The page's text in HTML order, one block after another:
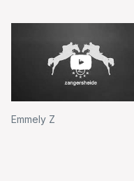
Emmely Z